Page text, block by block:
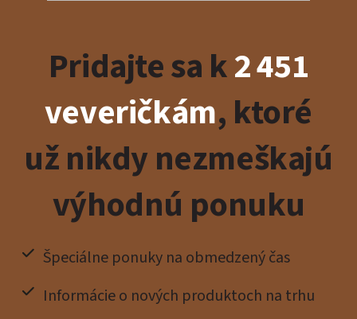
Pridajte sa k2 451
veveričkám, ktoré
už nikdy nezmeškajú
výhodnú ponuku
Špeciálne ponuky na obmedzený čas
Informácie o nových produktoch na trhu